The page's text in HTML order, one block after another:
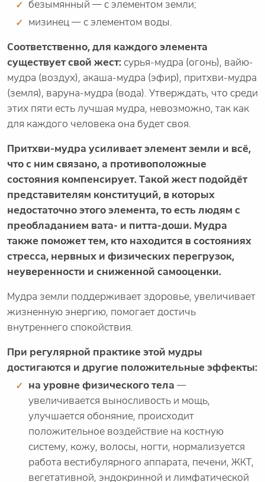
безымянный — с элементом земли;
мизинец — с элементом воды.
Соответственно, для каждого элемента
существует свой жест: сурья-мудра (огонь), вайю-
мудра (воздух), акаша-мудра (эфир), притхви-мудра
(земля), варуна-мудра (вода). Утверждать, что среди
этих пяти есть лучшая мудра, невозможно, так как
для каждого человека она будет своя.
Притхви-мудра усиливает элемент земли и всё,
что с ним связано, а противоположные
состояния компенсирует. Такой жест подойдёт
представителям конституций, в которых
недостаточно этого элемента, то есть людям с
преобладанием вата- и питта-доши. Мудра
также поможет тем, кто находится в состояниях
стресса, нервных и физических перегрузок,
неуверенности и сниженной самооценки.
Мудра земли поддерживает здоровье, увеличивает
жизненную энергию, помогает достичь
внутреннего спокойствия.
При регулярной практике этой мудры
достигаются и другие положительные эффекты:
на уровне физического тела —
увеличивается выносливость и мощь,
улучшается обоняние, происходит
положительное воздействие на костную
систему, кожу, волосы, ногти, нормализуется
работа вестибулярного аппарата, печени, ЖКТ,
вегетативной, эндокринной и лимфатической